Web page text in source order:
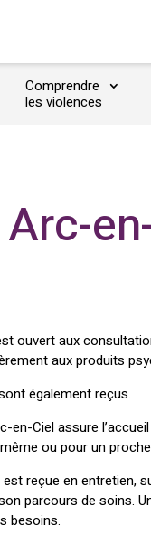
Comprendre
les violences
Arc-
ouvert aux
aux produits
également reçus.
en-Ciel assure
ou pour un
reçue en entretien,
parcours de soins.
besoins.